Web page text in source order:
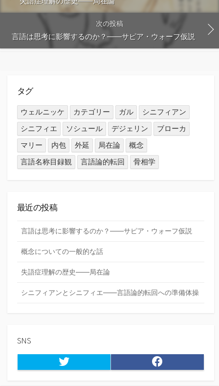
次の投稿
言語は思考に影響するのか？――サピア・ウォーフ仮説
タグ
ウェルニッケ カテゴリー ガル
シニフィアン
シニフィエ
ソシュール デジェリン
ブローカ
マリー
内包 外延 局在論
概念
言語名称目録観
言語論的転回 骨相学
最近の投稿
言語は思考に影響するのか？――サピア・ウォーフ仮説
概念についての一般的な話
失語症理解の歴史――局在論
シニフィアンとシニフィエ――言語論的転回への準備体操
SNS
Twitter